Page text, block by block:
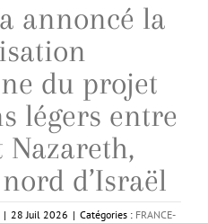
annoncé la
du projet
légers entre
Nazareth,
d’Israël
| 28 Juil 2026 | Catégories : FRANCE-